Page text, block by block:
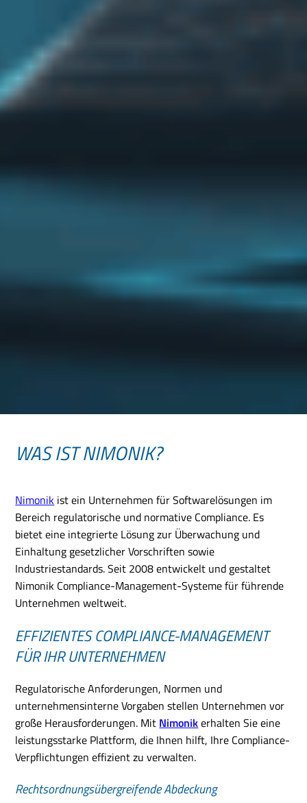
WAS IST NIMONIK?
Nimonik ist ein Unternehmen für Softwarelösungen im
Bereich regulatorische und normative Compliance. Es
bietet eine integrierte Lösung zur Überwachung und
Einhaltung gesetzlicher Vorschriften sowie
Industriestandards. Seit 2008 entwickelt und gestaltet
Nimonik Compliance-Management-Systeme für führende
Unternehmen weltweit.
EFFIZIENTES COMPLIANCE-MANAGEMENT
FÜR IHR UNTERNEHMEN
Regulatorische Anforderungen, Normen und
unternehmensinterne Vorgaben stellen Unternehmen vor
große Herausforderungen. Mit Nimonikerhalten Sie eine
leistungsstarke Plattform, die Ihnen hilft, Ihre Compliance-
Verpflichtungen effizient zu verwalten.
Rechtsordnungsübergreifende Abdeckung